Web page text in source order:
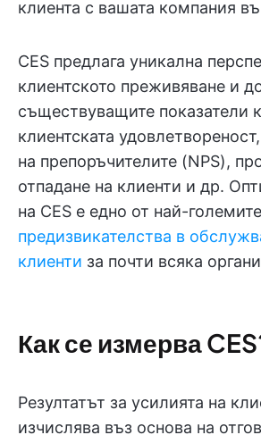
клиента с вашата компания
CES предлага уникална
клиентското преживяване и
съществуващите показатели
клиентската
на препоръчителите (NPS),
отпадане на клиенти и др.
на CES е едно от най-големите
предизвикателства в
клиенти за почти всяка
Как се измерва
Резултатът за усилията на
изчислява въз основа на